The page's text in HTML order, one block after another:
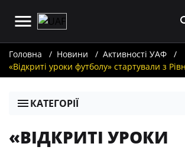
Головна Новини
Активності УАФ
«Відкриті уроки футболу» стартували з
КАТЕГОРІЇ
«ВІДКРИТІ УРОКИ